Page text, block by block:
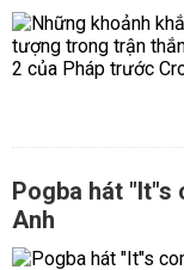
Pogba hát "It"s
Anh